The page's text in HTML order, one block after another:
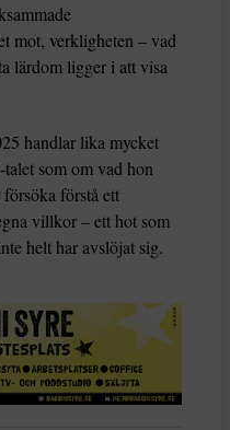
mot, verkligheten – vad
lärdom ligger i att visa
handlar lika mycket
som om vad hon
förstå ett
villkor – ett hot som
helt har avslöjat sig.